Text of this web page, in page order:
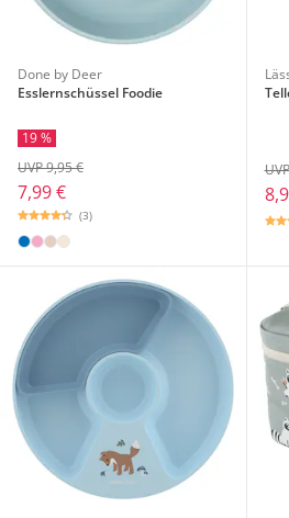
Done by Deer
Esslernschüssel Foodie
19 %
7,99 €
UVP 9,95 €
(3)